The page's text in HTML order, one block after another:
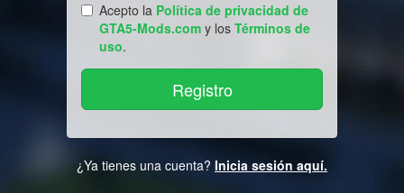
Acepto la Política de privacidad de
GTA5-Mods.com y los Términos de
uso.
¿Ya tienes una cuenta? Inicia sesión aquí.